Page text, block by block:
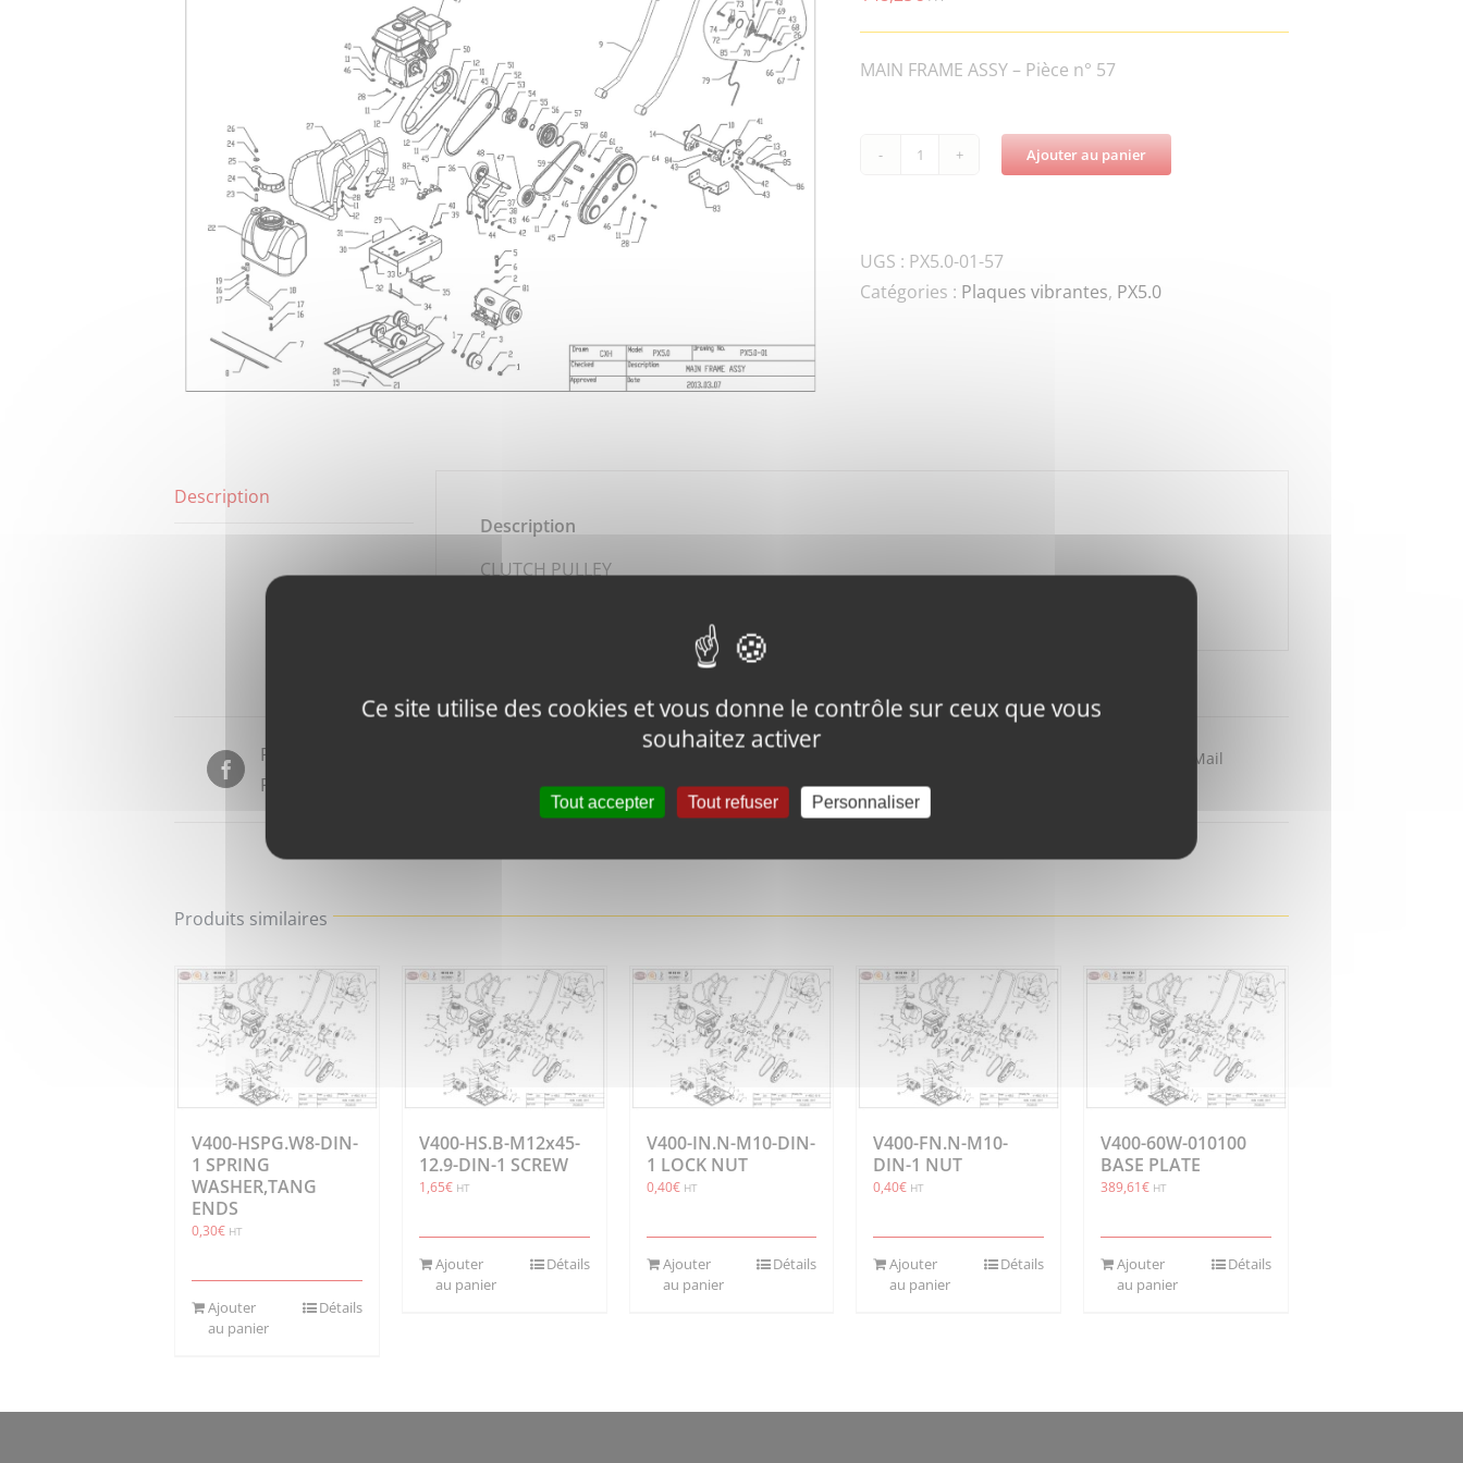
MAIN FRAME ASSY – Pièce n° 57
quantité
90P-
031800
Ajouter au panier
UGS : PX5.0-01-57
Catégories : Plaques vibrantes, PX5.0
Description
Description
CLUTCH PULLEY
Partager sur
Facebook
produit
produit
Partager par Mail
Produits similaires
V400-HSPG.W8-DIN-
1 SPRING
WASHER,TANG
ENDS
0,30€ HT
Ajouter
au panier
Détails
V400-HS.B-M12x45-
12.9-DIN-1 SCREW
1,65€ HT
Ajouter
au panier
Détails
V400-IN.N-M10-DIN-
1 LOCK NUT
0,40€ HT
Ajouter
au panier
Détails
V400-FN.N-M10-
DIN-1 NUT
0,40€ HT
Ajouter
au panier
Détails
V400-60W-010100
BASE PLATE
389,61€ HT
Ajouter
au panier
Détails
Ce site utilise des cookies et vous donne le contrôle sur ceux que vous
souhaitez activer
Tout accepter Tout refuser Personnaliser